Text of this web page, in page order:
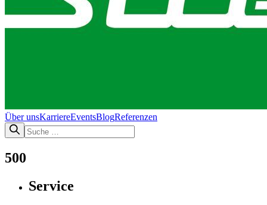
Über unsKarriereEventsBlogReferenzen
500
Service